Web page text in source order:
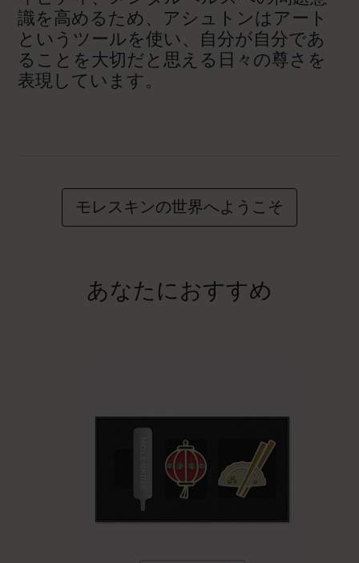
識を高めるため、アシュトンはアート
というツールを使い、自分が自分であ
ることを大切だと思える日々の尊さを
表現しています。
モレスキンの世界へようこそ
あなたにおすすめ